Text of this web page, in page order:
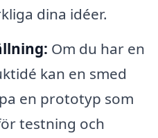
dina idéer.
Om du har en
kan en smed
en prototyp som
testning och